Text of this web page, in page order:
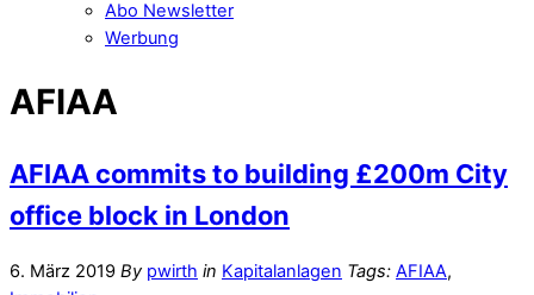
Abo Newsletter
Werbung
AFIAA
AFIAA commits to building £200m City
office block in London
6. März 2019 By pwirth in Kapitalanlagen Tags: AFIAA,